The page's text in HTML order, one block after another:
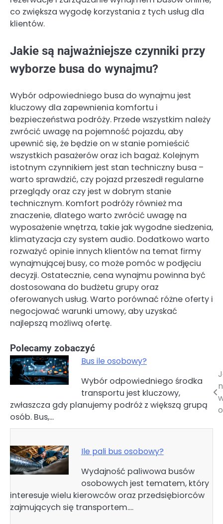
co zwiększa wygodę korzystania z tych usług dla
klientów.
Jakie są najważniejsze czynniki przy
wyborze busa do wynajmu?
Wybór odpowiedniego busa do wynajmu jest
kluczowy dla zapewnienia komfortu i
bezpieczeństwa podróży. Przede wszystkim należy
zwrócić uwagę na pojemność pojazdu, aby
upewnić się, że będzie on w stanie pomieścić
wszystkich pasażerów oraz ich bagaż. Kolejnym
istotnym czynnikiem jest stan techniczny busa –
warto sprawdzić, czy pojazd przeszedł regularne
przeglądy oraz czy jest w dobrym stanie
technicznym. Komfort podróży również ma
znaczenie, dlatego warto zwrócić uwagę na
wyposażenie wnętrza, takie jak wygodne siedzenia,
klimatyzacja czy system audio. Dodatkowo warto
rozważyć opinie innych klientów na temat firmy
wynajmującej busy, co może pomóc w podjęciu
decyzji. Ostatecznie, cena wynajmu powinna być
dostosowana do budżetu grupy oraz
oferowanych usług. Warto porównać różne oferty i
negocjować warunki umowy, aby uzyskać
najlepszą możliwą ofertę.
Polecamy zobaczyć
Bus ile osobowy?
Wybór odpowiedniego środka
transportu jest kluczowy,
zwłaszcza gdy planujemy podróż z większą grupą
osób. Bus,…
Ile pali bus osobowy?
Wydajność paliwowa busów
osobowych jest tematem, który
interesuje wielu kierowców oraz przedsiębiorców
zajmujących się transportem.…
Nawigacja